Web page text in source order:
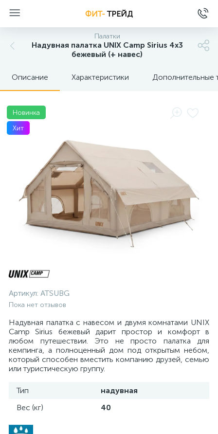
ФИТ-ТРЕЙД
Палатки
Надувная палатка UNIX Camp Sirius 4х3
бежевый (+ навес)
Описание Характеристики Дополнительные
Новинка
Хит
Артикул: ATSUBG
Пока нет отзывов
Надувная палатка с навесом и двумя комнатами UNIX
Camp Sirius бежевый дарит простор и комфорт в
любом путешествии. Это не просто палатка для
кемпинга, а полноценный дом под открытым небом,
который способен вместить компанию друзей, семью
или туристическую группу.
Тип
надувная
Вес (кг)
40